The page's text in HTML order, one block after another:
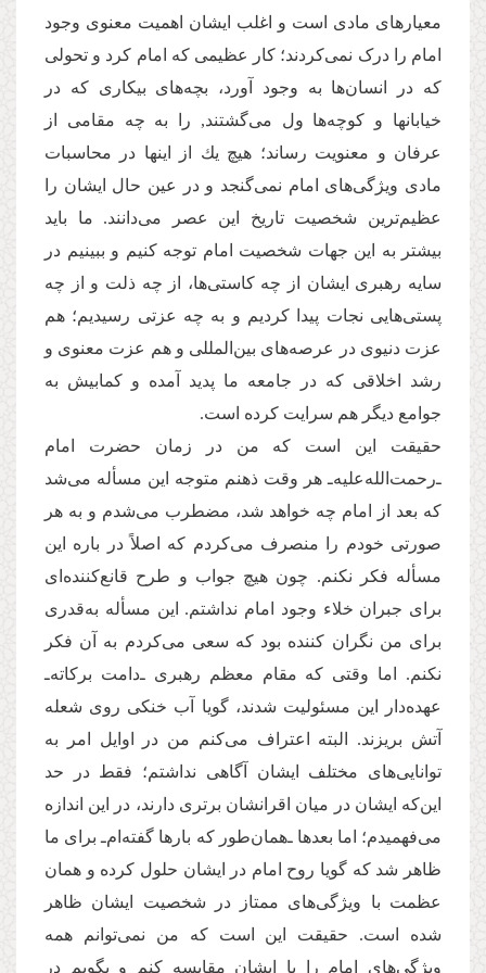
معیارهای مادی است و اغلب ایشان اهمیت معنوی وجود
امام را درک نمی‌کردند؛ کار عظیمی كه امام کرد و تحولی
كه در انسان‌ها به وجود آورد، بچه‌های بیکاری که در
خیابانها و کوچه‌ها ول می‌گشتند, را به چه مقامی از
عرفان و معنویت رساند؛ هیچ یك از اینها در محاسبات
مادی ویژگی‌های امام نمی‌گنجد و در عین حال ایشان را
عظیم‌ترین شخصیت تاریخ این عصر می‌دانند. ما باید
بیشتر به این جهات شخصیت امام توجه کنیم و ببینیم در
سایه رهبری ایشان از چه کاستی‌ها، از چه ذلت و از چه
پستی‌هایی نجات پیدا کردیم و به چه عزتی رسیدیم؛ هم
عزت دنیوی در عرصه‌های بین‌المللی و هم عزت معنوی و
رشد اخلاقی که در جامعه ما پدید آمده و کمابیش به
جوامع دیگر هم سرایت کرده است.
حقیقت این است که من در زمان حضرت امام
ـ‌رحمت‌الله‌علیه‌ـ هر وقت ذهنم متوجه این مسأله می‌شد
که بعد از امام چه خواهد شد، مضطرب می‌شدم و به هر
صورتی خودم را منصرف می‌کردم که اصلاً در باره این
مسأله فکر نکنم. چون هیچ جواب و طرح قانع‌كننده‌ای
برای جبران خلاء وجود امام نداشتم. این مسأله به‌قدری
برای من نگران کننده بود که سعی می‌کردم به آن فکر
نکنم. اما وقتی که مقام معظم رهبری ـ‌دامت بركاته‌ـ
عهده‌دار این مسئولیت شدند، گویا آب خنکی روی شعله
آتش بریزند. البته اعتراف می‌کنم من در اوایل امر به
توانایی‌های مختلف ایشان آگاهی نداشتم؛ فقط در حد
این‌که ایشان در میان اقرانشان برتری دارند، در این اندازه
می‌فهمیدم؛ اما بعدها ـ‌همان‌طور که بارها گفته‌ام‌ـ برای ما
ظاهر شد که گویا روح امام در ایشان حلول کرده و همان
عظمت با ویژگی‌های ممتاز در شخصیت ایشان ظاهر
شده است. حقیقت این است که من نمی‌توانم همه
ویژگی‌های امام را با ایشان مقایسه کنم و بگویم در